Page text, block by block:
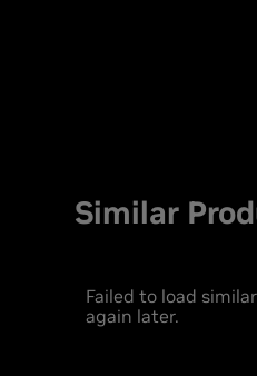
Similar
Failed to load
again later.